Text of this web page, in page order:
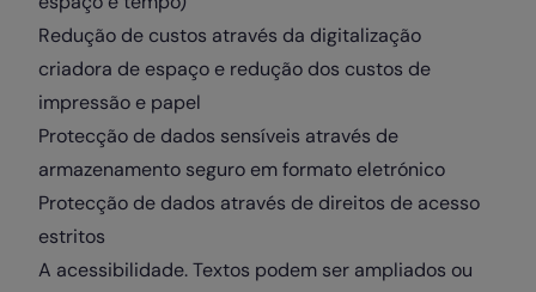
Redução de custos através da digitalização
criadora de espaço e redução dos custos de
impressão e papel
Protecção de dados sensíveis através de
armazenamento seguro em formato eletrónico
Protecção de dados através de direitos de acesso
estritos
A acessibilidade. Textos podem ser ampliados ou